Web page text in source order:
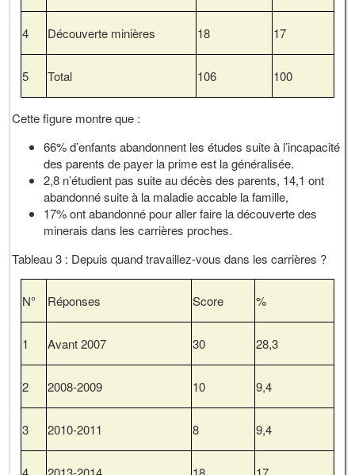
4 Découverte minières 18 17
5 Total 106 100
Cette figure montre que :
66% d’enfants abandonnent les études suite à l’incapacité
des parents de payer la prime est la généralisée.
2,8 n’étudient pas suite au décès des parents, 14,1 ont
abandonné suite à la maladie accable la famille,
17% ont abandonné pour aller faire la découverte des
minerais dans les carrières proches.
Tableau 3 : Depuis quand travaillez-vous dans les carrières ?
N° Réponses Score %
1 Avant 2007 30 28,3
2 2008-2009 10 9,4
3 2010-2011 8 9,4